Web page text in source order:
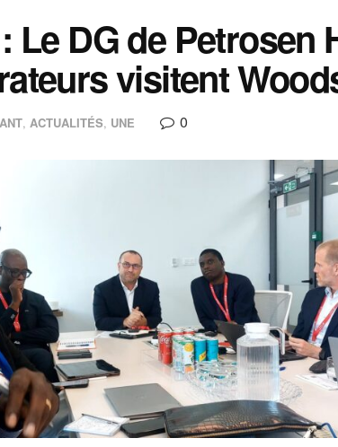
Le DG de Petrosen
visitent
, ACTUALITÉS, UNE 0